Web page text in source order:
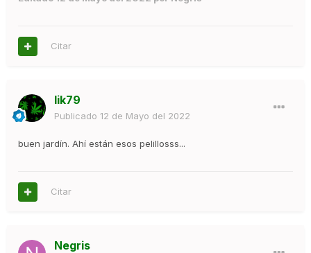
Citar
lik79
Publicado 12 de Mayo del 2022
buen jardín. Ahí están esos pelillosss...
Citar
Negris